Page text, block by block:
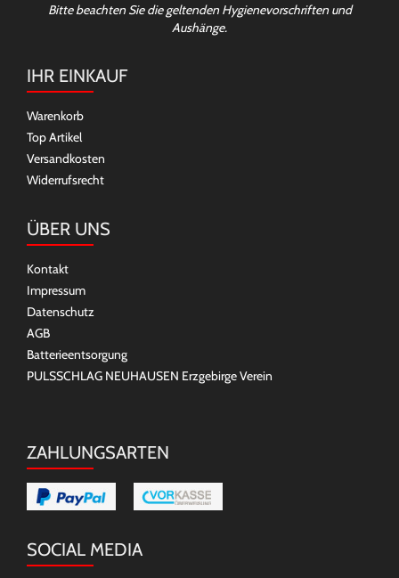
Bitte beachten Sie die geltenden Hygienevorschriften und
Aushänge.
IHR EINKAUF
Warenkorb
Top Artikel
Versandkosten
Widerrufsrecht
ÜBER UNS
Kontakt
Impressum
Datenschutz
AGB
Batterieentsorgung
PULSSCHLAG NEUHAUSEN Erzgebirge Verein
ZAHLUNGSARTEN
SOCIAL MEDIA